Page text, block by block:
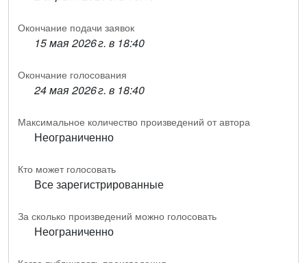
Окончание подачи заявок
15 мая 2026 г. в 18:40
Окончание голосования
24 мая 2026 г. в 18:40
Максимальное количество произведений от автора
Неограниченно
Кто может голосовать
Все зарегистрированные
За сколько произведений можно голосовать
Неограниченно